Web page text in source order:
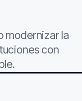
modernizar la
con